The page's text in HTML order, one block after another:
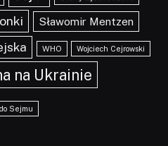
Sławomir Mentzen
WHO Wojciech Cejrowski
na Ukrainie
Sejmu